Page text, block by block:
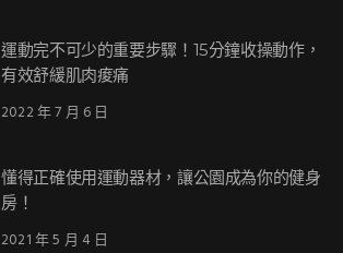
運動完不可少的重要步驟！15分鐘收操動作，
有效舒緩肌肉痠痛
2022 年 7 月 6 日
懂得正確使用運動器材，讓公園成為你的健身
房！
2021 年 5 月 4 日